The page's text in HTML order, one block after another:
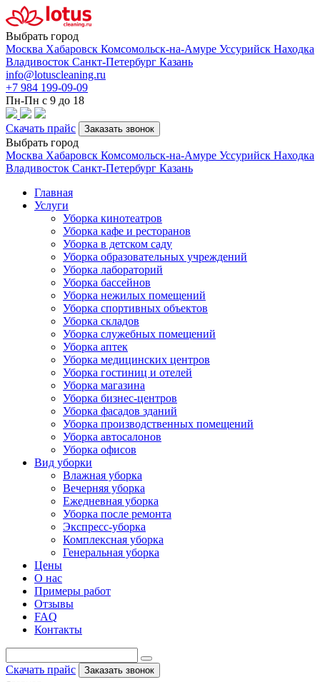
Выбрать город
Москва Хабаровск Комсомольск-на-Амуре Уссурийск Находка
Владивосток Санкт-Петербург Казань
info@lotuscleaning.ru
+7 984 199-09-09
Пн-Пн с 9 до 18
Скачать прайс Заказать звонок
Выбрать город
Москва Хабаровск Комсомольск-на-Амуре Уссурийск Находка
Владивосток Санкт-Петербург Казань
Главная
Услуги
Уборка кинотеатров
Уборка кафе и ресторанов
Уборка в детском саду
Уборка образовательных учреждений
Уборка лабораторий
Уборка бассейнов
Уборка нежилых помещений
Уборка спортивных объектов
Уборка складов
Уборка служебных помещений
Уборка аптек
Уборка медицинских центров
Уборка гостиниц и отелей
Уборка магазина
Уборка бизнес-центров
Уборка фасадов зданий
Уборка производственных помещений
Уборка автосалонов
Уборка офисов
Вид уборки
Влажная уборка
Вечерняя уборка
Ежедневная уборка
Уборка после ремонта
Экспресс-уборка
Комплексная уборка
Генеральная уборка
Цены
О нас
Примеры работ
Отзывы
FAQ
Контакты
Скачать прайс Заказать звонок